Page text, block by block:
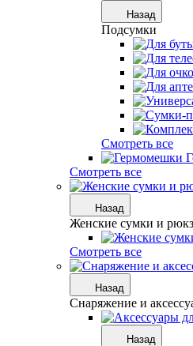
Назад
Подсумки
Смотреть все
Смотреть все
Назад
Женские сумки и
Смотреть все
Назад
Снаряжение и
Назад